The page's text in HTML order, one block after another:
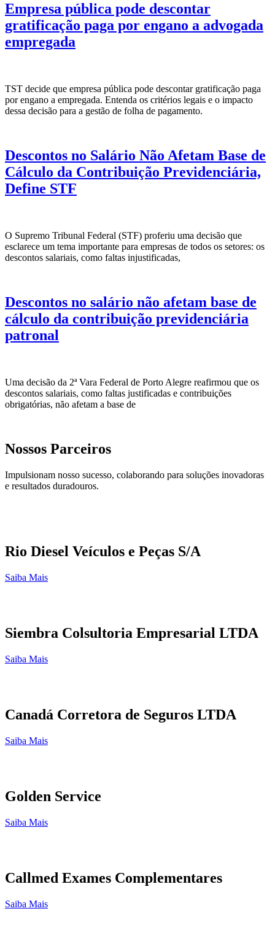
Empresa pública pode descontar
gratificação paga por engano a advogada
empregada
TST decide que empresa pública pode descontar gratificação paga
por engano a empregada. Entenda os critérios legais e o impacto
dessa decisão para a gestão de folha de pagamento.
Descontos no Salário Não Afetam Base de
Cálculo da Contribuição Previdenciária,
Define STF
O Supremo Tribunal Federal (STF) proferiu uma decisão que
esclarece um tema importante para empresas de todos os setores: os
descontos salariais, como faltas injustificadas,
Descontos no salário não afetam base de
cálculo da contribuição previdenciária
patronal
Uma decisão da 2ª Vara Federal de Porto Alegre reafirmou que os
descontos salariais, como faltas justificadas e contribuições
obrigatórias, não afetam a base de
Nossos Parceiros
Impulsionam nosso sucesso, colaborando para soluções inovadoras
e resultados duradouros.
Rio Diesel Veículos e Peças S/A
Saiba Mais
Siembra Colsultoria Empresarial LTDA
Saiba Mais
Canadá Corretora de Seguros LTDA
Saiba Mais
Golden Service
Saiba Mais
Callmed Exames Complementares
Saiba Mais